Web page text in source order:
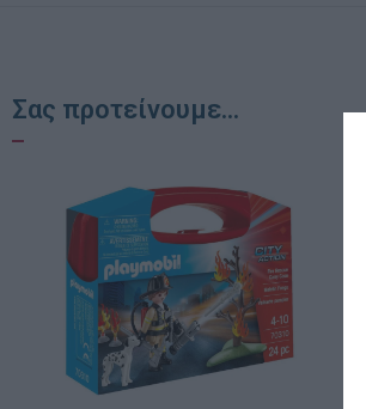
Σας προτείνουμε...